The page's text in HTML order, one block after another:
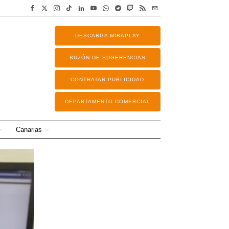
DESCARGA MIRAPLAY
BUZÓN DE SUGERENCIAS
CONTRATAR PUBLICIDAD
DEPARTAMENTO COMERCIAL
Canarias